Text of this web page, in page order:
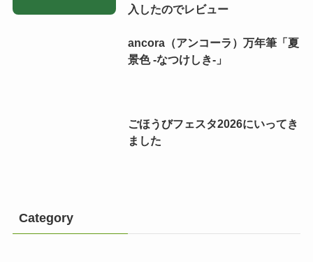
入したのでレビュー
ancora（アンコーラ）万年筆「夏
景色 -なつけしき-」
ごほうびフェスタ2026にいってき
ました
Category